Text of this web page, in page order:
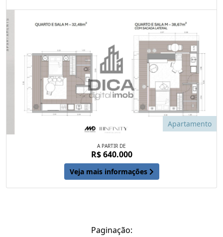
Apartamento
A PARTIR DE
R$ 640.000
Veja mais informações
Paginação: